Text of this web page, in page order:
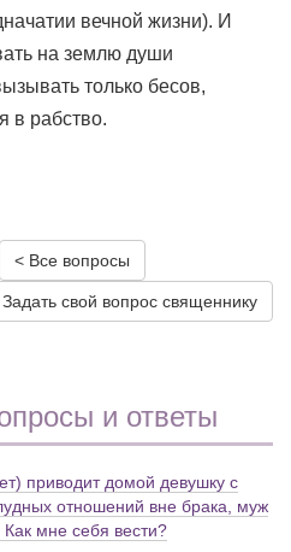
вечной жизни). И
на землю души
только бесов,
в рабство.
< Все вопросы
Задать свой вопрос священнику
и ответы
приводит домой девушку с
отношений вне брака, муж
мне себя вести?